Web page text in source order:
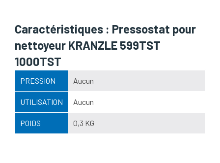
Caractéristiques : Pressostat pour
nettoyeur KRANZLE 599TST
1000TST
PRESSION Aucun
UTILISATION Aucun
POIDS 0,3 KG